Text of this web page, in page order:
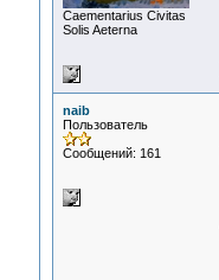
Сaementarius Civitas
Solis Aeterna
naib
Пользователь
Сообщений: 161